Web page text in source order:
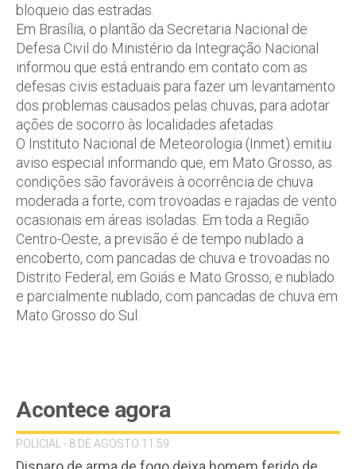
bloqueio das estradas.
Em Brasília, o plantão da Secretaria Nacional de
Defesa Civil do Ministério da Integração Nacional
informou que está entrando em contato com as
defesas civis estaduais para fazer um levantamento
dos problemas causados pelas chuvas, para adotar
ações de socorro às localidades afetadas.
O Instituto Nacional de Meteorologia (Inmet) emitiu
aviso especial informando que, em Mato Grosso, as
condições são favoráveis à ocorrência de chuva
moderada a forte, com trovoadas e rajadas de vento
ocasionais em áreas isoladas. Em toda a Região
Centro-Oeste, a previsão é de tempo nublado a
encoberto, com pancadas de chuva e trovoadas no
Distrito Federal, em Goiás e Mato Grosso, e nublado
e parcialmente nublado, com pancadas de chuva em
Mato Grosso do Sul.
Acontece agora
POLICIAL - 8 DE AGOSTO 11:59